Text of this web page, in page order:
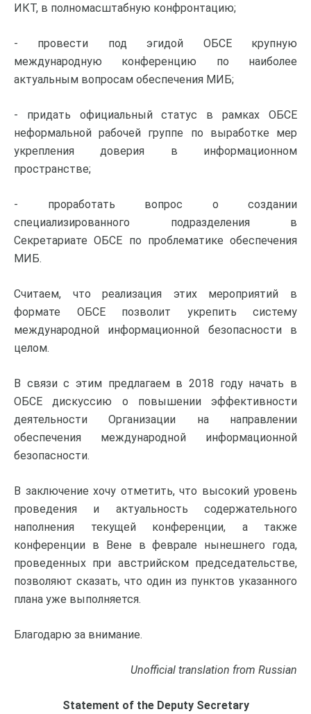
ИКТ, в полномасштабную конфронтацию;
- провести под эгидой ОБСЕ крупную
международную конференцию по наиболее
актуальным вопросам обеспечения МИБ;
- придать официальный статус в рамках ОБСЕ
неформальной рабочей группе по выработке мер
укрепления доверия в информационном
пространстве;
- проработать вопрос о создании
специализированного подразделения в
Секретариате ОБСЕ по проблематике обеспечения
МИБ.
Считаем, что реализация этих мероприятий в
формате ОБСЕ позволит укрепить систему
международной информационной безопасности в
целом.
В связи с этим предлагаем в 2018 году начать в
ОБСЕ дискуссию о повышении эффективности
деятельности Организации на направлении
обеспечения международной информационной
безопасности.
В заключение хочу отметить, что высокий уровень
проведения и актуальность содержательного
наполнения текущей конференции, а также
конференции в Вене в феврале нынешнего года,
проведенных при австрийском председательстве,
позволяют сказать, что один из пунктов указанного
плана уже выполняется.
Благодарю за внимание.
Unofficial translation from Russian
Statement of the Deputy Secretary